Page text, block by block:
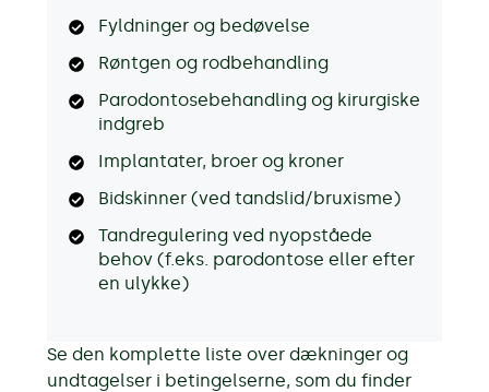
Fyldninger og bedøvelse
Røntgen og rodbehandling
Parodontosebehandling og kirurgiske
indgreb
Implantater, broer og kroner
Bidskinner (ved tandslid/bruxisme)
Tandregulering ved nyopståede
behov (f.eks. parodontose eller efter
en ulykke)
Se den komplette liste over dækninger og
undtagelser i betingelserne, som du finder